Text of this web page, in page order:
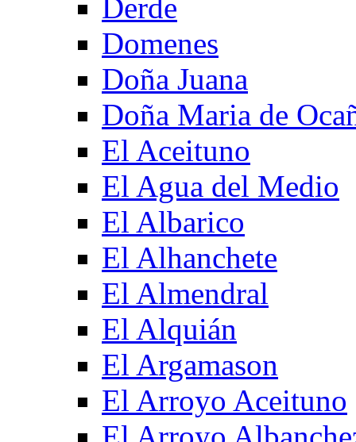
Derde
Domenes
Doña Juana
Doña Maria de
El Aceituno
El Agua del Medio
El Albarico
El Alhanchete
El Almendral
El Alquián
El Argamason
El Arroyo Aceituno